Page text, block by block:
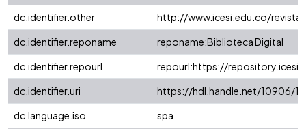
dc.identifier.other
http://www.icesi.edu.co/
dc.identifier.reponame
reponame:Biblioteca Digital
dc.identifier.repourl
repourl:https://
dc.identifier.uri
https://hdl.handle.net/10906/
dc.language.iso
spa